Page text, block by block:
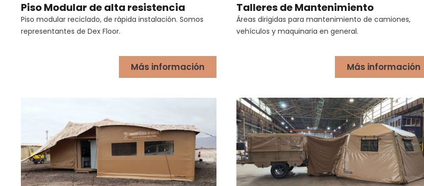
Piso Modular de alta resistencia
Piso modular reciclado, de rápida instalación. Somos
representantes de Dex Floor.
Más información
Talleres de Mantenimiento
Áreas dirigidas para mantenimiento de camiones,
vehículos y maquinaria en general.
Más información